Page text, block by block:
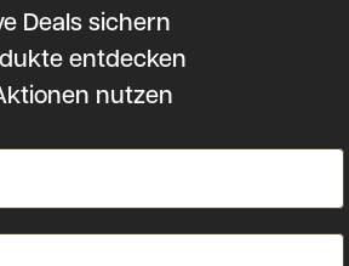
Vordächern, Holzkonstruktionen,
garantiert geprüfte Sicherheit, auch bei
setzen, Schraube mit TX-Antrieb
Deals sichern
entdecken
nutzen